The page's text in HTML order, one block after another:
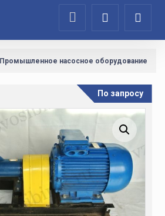
Промышленное насосное оборудование
Увеличить изображение
По запросу